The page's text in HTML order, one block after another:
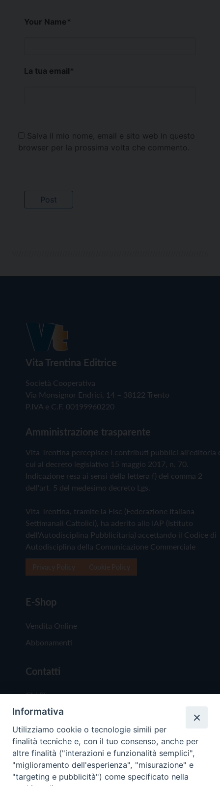
Your Name*
La tua email*
Salva il mio nome, email e sito web in questo
browser per la prossima volta che commento.
Vita Trentina Editrice
Società Cooperativa
Via Monsignor Endrici, 14 – 38122 Trento
P.IVA e C.F. 00199960220
Amministrazione trasparente
Vita Trentina percepisce i contributi pubblici all'editoria
cui al decreto legislativo 15 maggio 2017, n. 70.
Indicazione resa ai sensi della lettera f) del comma 2
dell'art. 5 del medesimo decreto Lgs.
Vita Trentina, tramite la Fisc (Federazione Italiana
Settimanali Cattolici), ha aderito allo IAP (Istituto
dell'Autodisciplina Pubblicitaria) accettando il Codice di
Autodisciplina della Comunicazione Commerciale
E-Shop
Vendita Online
Abbonamenti
Contatti
Chi Siamo
Redazione
Scrivici
Informativa
Utilizziamo cookie o tecnologie simili per
finalità tecniche e, con il tuo consenso, anche per
altre finalità ("interazioni e funzionalità semplici",
"miglioramento dell'esperienza", "misurazione" e
"targeting e pubblicità") come specificato nella